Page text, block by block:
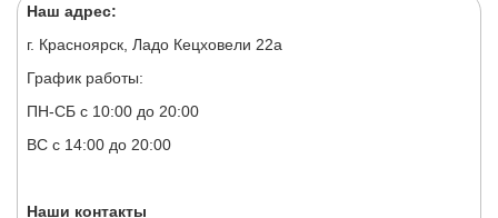
Наш адрес:
г. Красноярск, Ладо Кецховели 22а
График работы:
ПН-СБ с 10:00 до 20:00
ВС с 14:00 до 20:00
Наши контакты